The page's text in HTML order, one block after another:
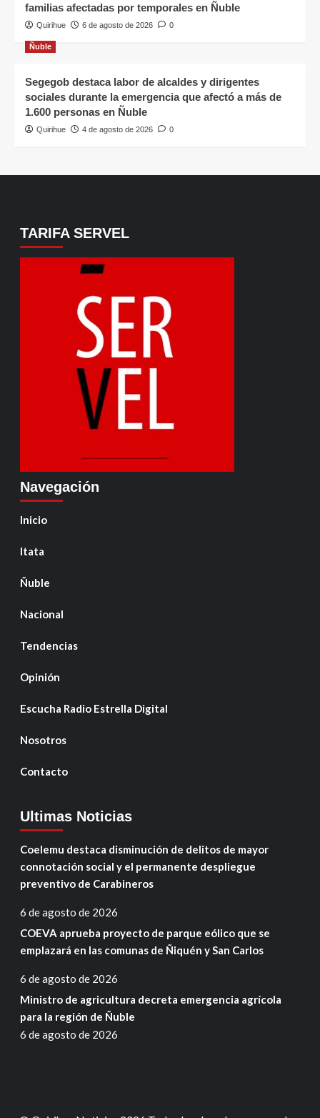
familias afectadas por temporales en Ñuble
Quirihue 6 de agosto de 2026 0
Ñuble
Segegob destaca labor de alcaldes y dirigentes
sociales durante la emergencia que afectó a más de
1.600 personas en Ñuble
Quirihue 4 de agosto de 2026 0
TARIFA SERVEL
Navegación
Inicio
Itata
Ñuble
Nacional
Tendencias
Opinión
Escucha Radio Estrella Digital
Nosotros
Contacto
Ultimas Noticias
Coelemu destaca disminución de delitos de mayor
connotación social y el permanente despliegue
preventivo de Carabineros
6 de agosto de 2026
COEVA aprueba proyecto de parque eólico que se
emplazará en las comunas de Ñiquén y San Carlos
6 de agosto de 2026
Ministro de agricultura decreta emergencia agrícola
para la región de Ñuble
6 de agosto de 2026